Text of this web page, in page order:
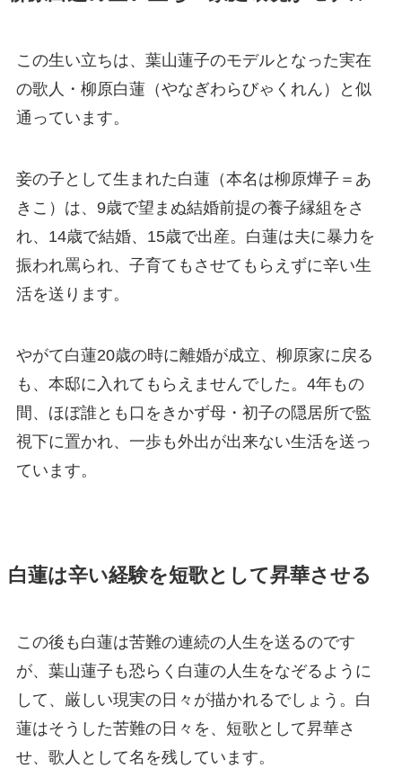
この生い立ちは、葉山蓮子のモデルとなった実在
の歌人・柳原白蓮（やなぎわらびゃくれん）と似
通っています。
妾の子として生まれた白蓮（本名は柳原燁子＝あ
きこ）は、9歳で望まぬ結婚前提の養子縁組をさ
れ、14歳で結婚、15歳で出産。白蓮は夫に暴力を
振われ罵られ、子育てもさせてもらえずに辛い生
活を送ります。
やがて白蓮20歳の時に離婚が成立、柳原家に戻る
も、本邸に入れてもらえませんでした。4年もの
間、ほぼ誰とも口をきかず母・初子の隠居所で監
視下に置かれ、一歩も外出が出来ない生活を送っ
ています。
白蓮は辛い経験を短歌として昇華させる
この後も白蓮は苦難の連続の人生を送るのです
が、葉山蓮子も恐らく白蓮の人生をなぞるように
して、厳しい現実の日々が描かれるでしょう。白
蓮はそうした苦難の日々を、短歌として昇華さ
せ、歌人として名を残しています。